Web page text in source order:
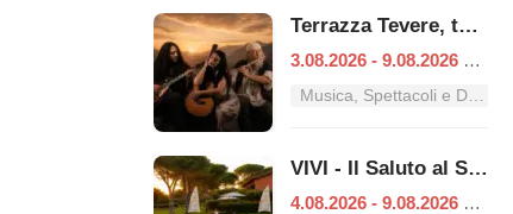
Terrazza Tevere, tutti i concerti dal 3 al 9 agosto
3.08.2026 - 9.08.2026 |
Musica, Spettacoli e Danza nel Lazio
VIVI - Il Saluto al Sole
4.08.2026 - 9.08.2026 |